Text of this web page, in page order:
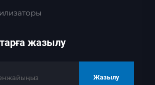
жазылу
Жазылу